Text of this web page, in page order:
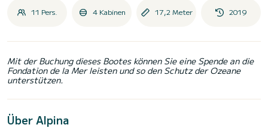
11 Pers. 4 Kabinen 17,2 Meter 2019
Mit der Buchung dieses Bootes können Sie eine Spende an die
Fondation de la Mer leisten und so den Schutz der Ozeane
unterstützen.
Über Alpina